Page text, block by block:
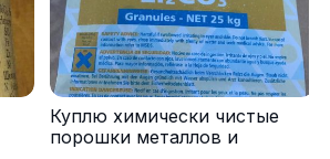
Куплю химически чистые
порошки металлов и